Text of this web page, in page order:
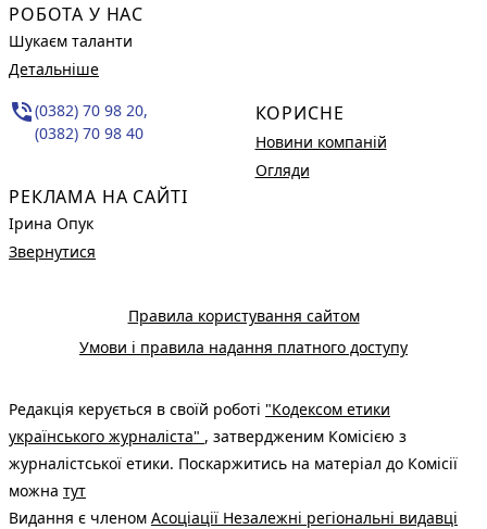
РОБОТА У НАС
Шукаєм таланти
Детальніше
phone_in_talk(0382) 70 98 20,
(0382) 70 98 40
РЕКЛАМА НА САЙТІ
Ірина Опук
Звернутися
КОРИСНЕ
Новини компаній
Огляди
Правила користування сайтом
Умови і правила надання платного доступу
Редакція керується в своїй роботі "Кодексом етики
українського журналіста" , затвердженим Комісією з
журналістської етики. Поскаржитись на матеріал до Комісії
можна тут
Видання є членом Асоціації Незалежні регіональні видавці